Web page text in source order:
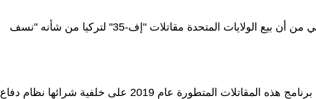
والثلاثاء، حذر رئيس الوزراء الإسرائيلي من أن بيع الولايات المتحدة مقاتلات "إف-35" لتركيا من شأنه "نسف
وكانت واشنطن قد أقصت أنقرة من برنامج هذه المقاتلات المتطورة عام 2019 على خلفية شرائها نظام دفاع